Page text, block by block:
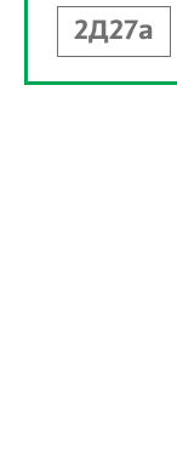
2Д27а